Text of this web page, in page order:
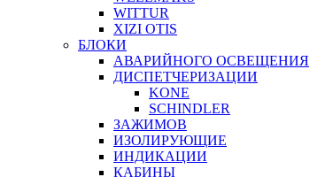
WITTUR
XIZI OTIS
БЛОКИ
АВАРИЙНОГО ОСВЕЩЕНИЯ
ДИСПЕТЧЕРИЗАЦИИ
KONE
SCHINDLER
ЗАЖИМОВ
ИЗОЛИРУЮЩИЕ
ИНДИКАЦИИ
КАБИНЫ